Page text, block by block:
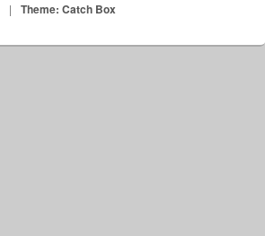
| Theme: Catch Box